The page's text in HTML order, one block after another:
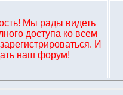
Мы рады видеть
доступа ко всем
И
наш форум!